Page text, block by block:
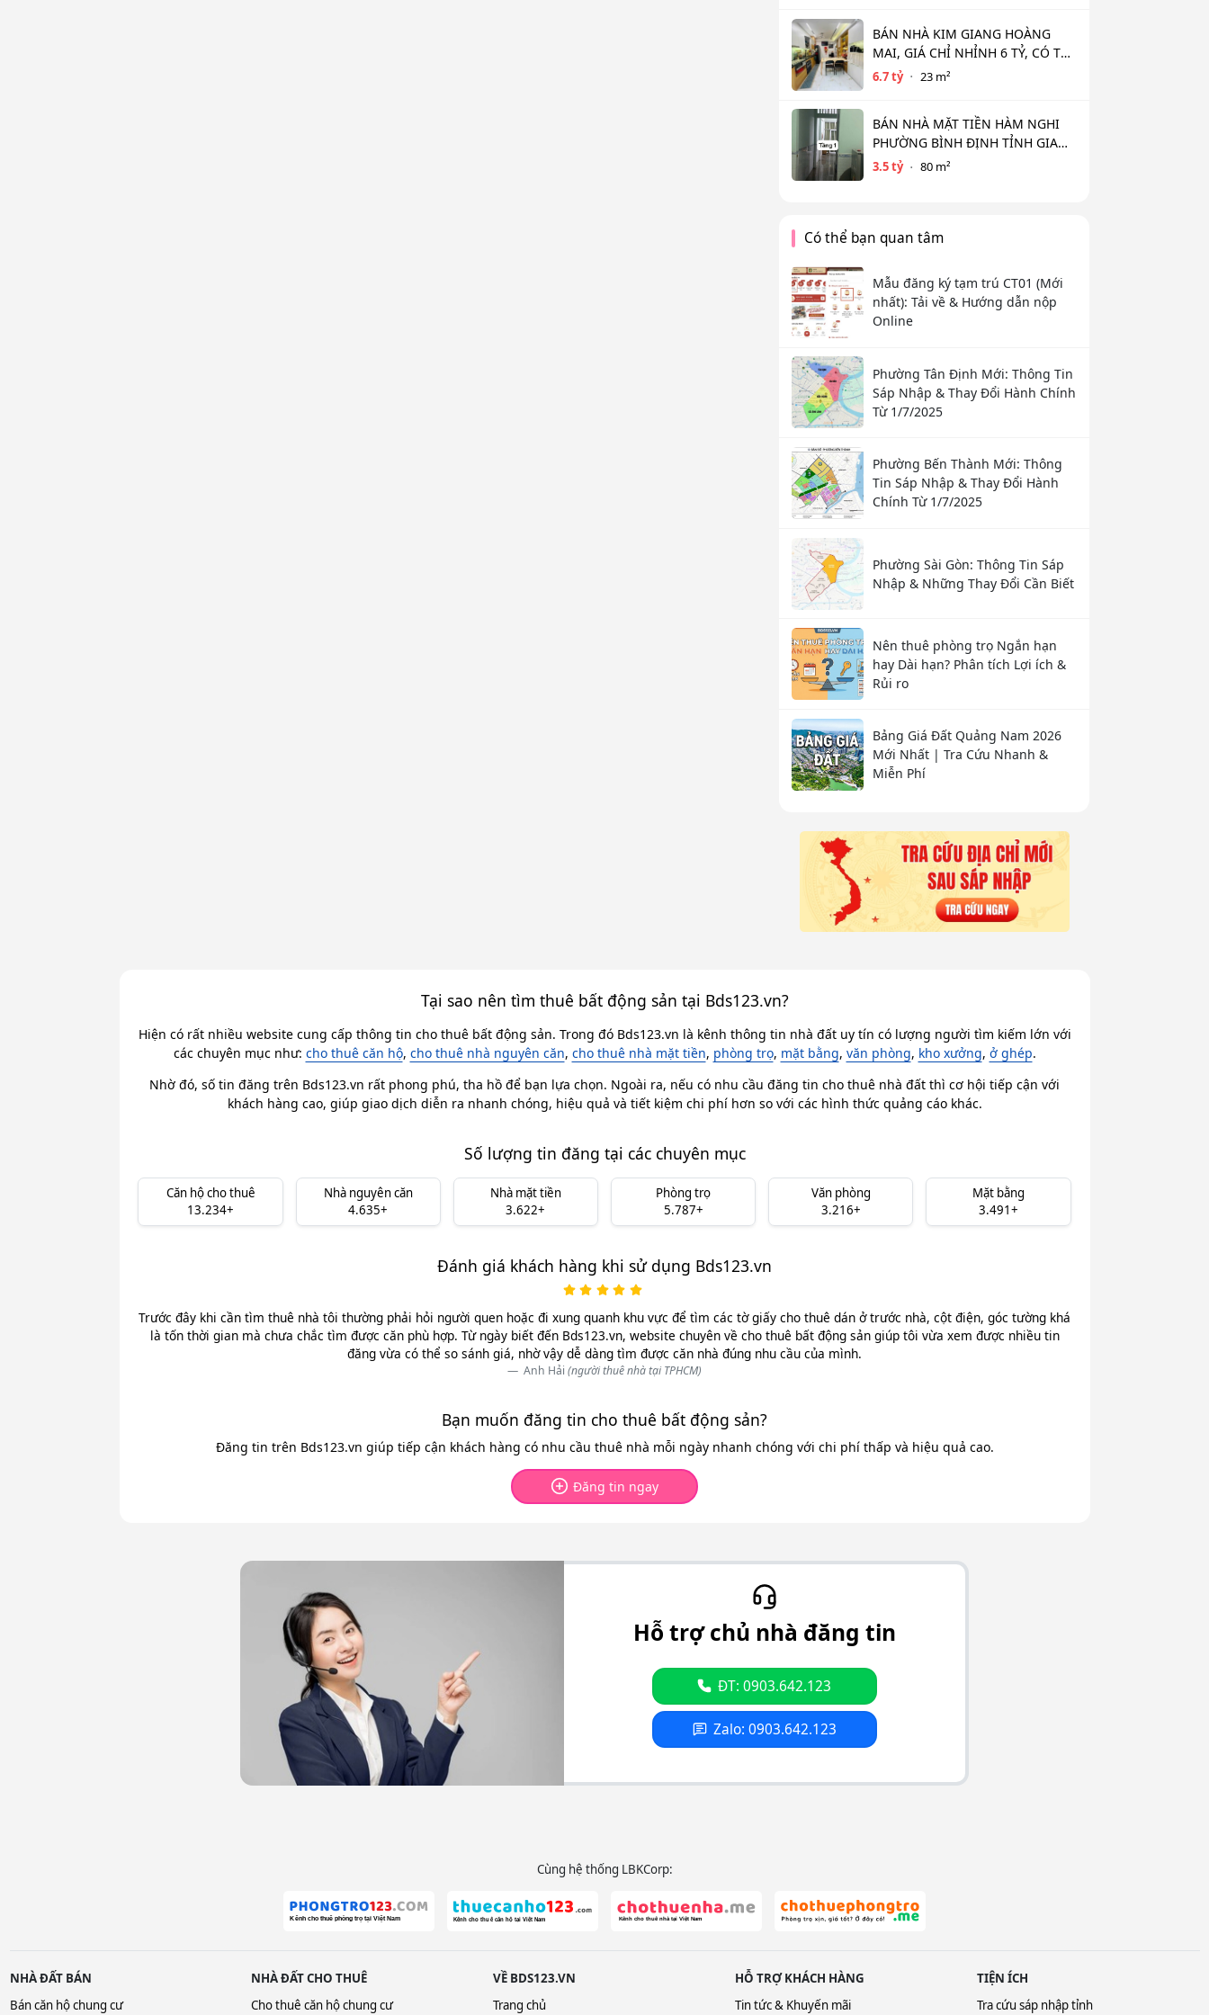
BÁN NHÀ KIM GIANG HOÀNG
MAI, GIÁ CHỈ NHỈNH 6 TỶ, CÓ THỂ
THƯƠNG LƯỢNG
6.7 tỷ 23 m²
BÁN NHÀ MẶT TIỀN HÀM NGHI
PHƯỜNG BÌNH ĐỊNH TỈNH GIA
LAI (MỚI )
3.5 tỷ 80 m²
Có thể bạn quan tâm
Mẫu đăng ký tạm trú CT01 (Mới
nhất): Tải về & Hướng dẫn nộp
Online
Phường Tân Định Mới: Thông Tin
Sáp Nhập & Thay Đổi Hành Chính
Từ 1/7/2025
Phường Bến Thành Mới: Thông
Tin Sáp Nhập & Thay Đổi Hành
Chính Từ 1/7/2025
Phường Sài Gòn: Thông Tin Sáp
Nhập & Những Thay Đổi Cần Biết
Nên thuê phòng trọ Ngắn hạn
hay Dài hạn? Phân tích Lợi ích &
Rủi ro
Bảng Giá Đất Quảng Nam 2026
Mới Nhất | Tra Cứu Nhanh &
Miễn Phí
Tại sao nên tìm thuê bất động sản tại Bds123.vn?
Hiện có rất nhiều website cung cấp thông tin cho thuê bất động sản. Trong đó Bds123.vn là kênh thông tin nhà đất uy tín có lượng người tìm kiếm lớn với
các chuyên mục như: cho thuê căn hộ, cho thuê nhà nguyên căn, cho thuê nhà mặt tiền, phòng trọ, mặt bằng, văn phòng, kho xưởng, ở ghép.
Nhờ đó, số tin đăng trên Bds123.vn rất phong phú, tha hồ để bạn lựa chọn. Ngoài ra, nếu có nhu cầu đăng tin cho thuê nhà đất thì cơ hội tiếp cận với
khách hàng cao, giúp giao dịch diễn ra nhanh chóng, hiệu quả và tiết kiệm chi phí hơn so với các hình thức quảng cáo khác.
Số lượng tin đăng tại các chuyên mục
Căn hộ cho thuê
13.234+
Nhà nguyên căn
4.635+
Nhà mặt tiền
3.622+
Phòng trọ
5.787+
Văn phòng
3.216+
Mặt bằng
3.491+
Đánh giá khách hàng khi sử dụng Bds123.vn
Trước đây khi cần tìm thuê nhà tôi thường phải hỏi người quen hoặc đi xung quanh khu vực để tìm các tờ giấy cho thuê dán ở trước nhà, cột điện, góc tường khá
là tốn thời gian mà chưa chắc tìm được căn phù hợp. Từ ngày biết đến Bds123.vn, website chuyên về cho thuê bất động sản giúp tôi vừa xem được nhiều tin
đăng vừa có thể so sánh giá, nhờ vậy dễ dàng tìm được căn nhà đúng nhu cầu của mình.
Anh Hải (người thuê nhà tại TPHCM)
Bạn muốn đăng tin cho thuê bất động sản?
Đăng tin trên Bds123.vn giúp tiếp cận khách hàng có nhu cầu thuê nhà mỗi ngày nhanh chóng với chi phí thấp và hiệu quả cao.
Đăng tin ngay
Hỗ trợ chủ nhà đăng tin
ĐT: 0903.642.123
Zalo: 0903.642.123
Cùng hệ thống LBKCorp:
NHÀ ĐẤT BÁN
Bán căn hộ chung cư
NHÀ ĐẤT CHO THUÊ
Cho thuê căn hộ chung cư
VỀ BDS123.VN
Trang chủ
HỖ TRỢ KHÁCH HÀNG
Tin tức & Khuyến mãi
TIỆN ÍCH
Tra cứu sáp nhập tỉnh